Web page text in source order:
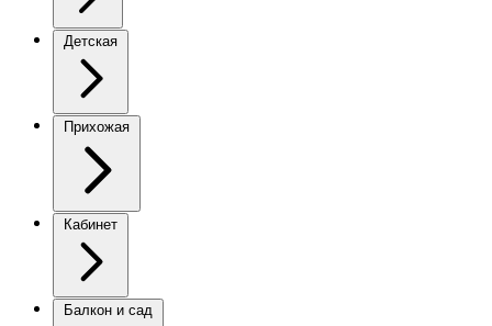
Детская
Прихожая
Кабинет
Балкон и сад